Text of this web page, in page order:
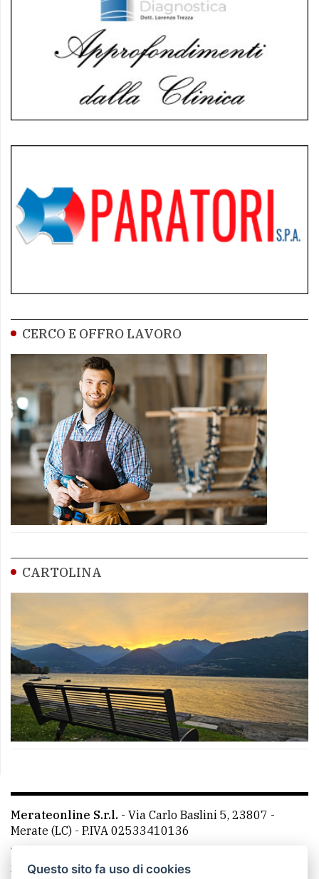
CERCO E OFFRO LAVORO
CARTOLINA
Merateonline S.r.l. - Via Carlo Baslini 5, 23807 -
Merate (LC) - P.IVA 02533410136
Telefono:
mail: redazione@leccoonline.com
Questo sito fa uso di cookies